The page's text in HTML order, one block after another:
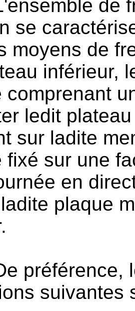
de
se
moyens de
inférieur,
comprenant
ledit
sur ladite
fixé sur une
en
plaque
préférence,
suivantes